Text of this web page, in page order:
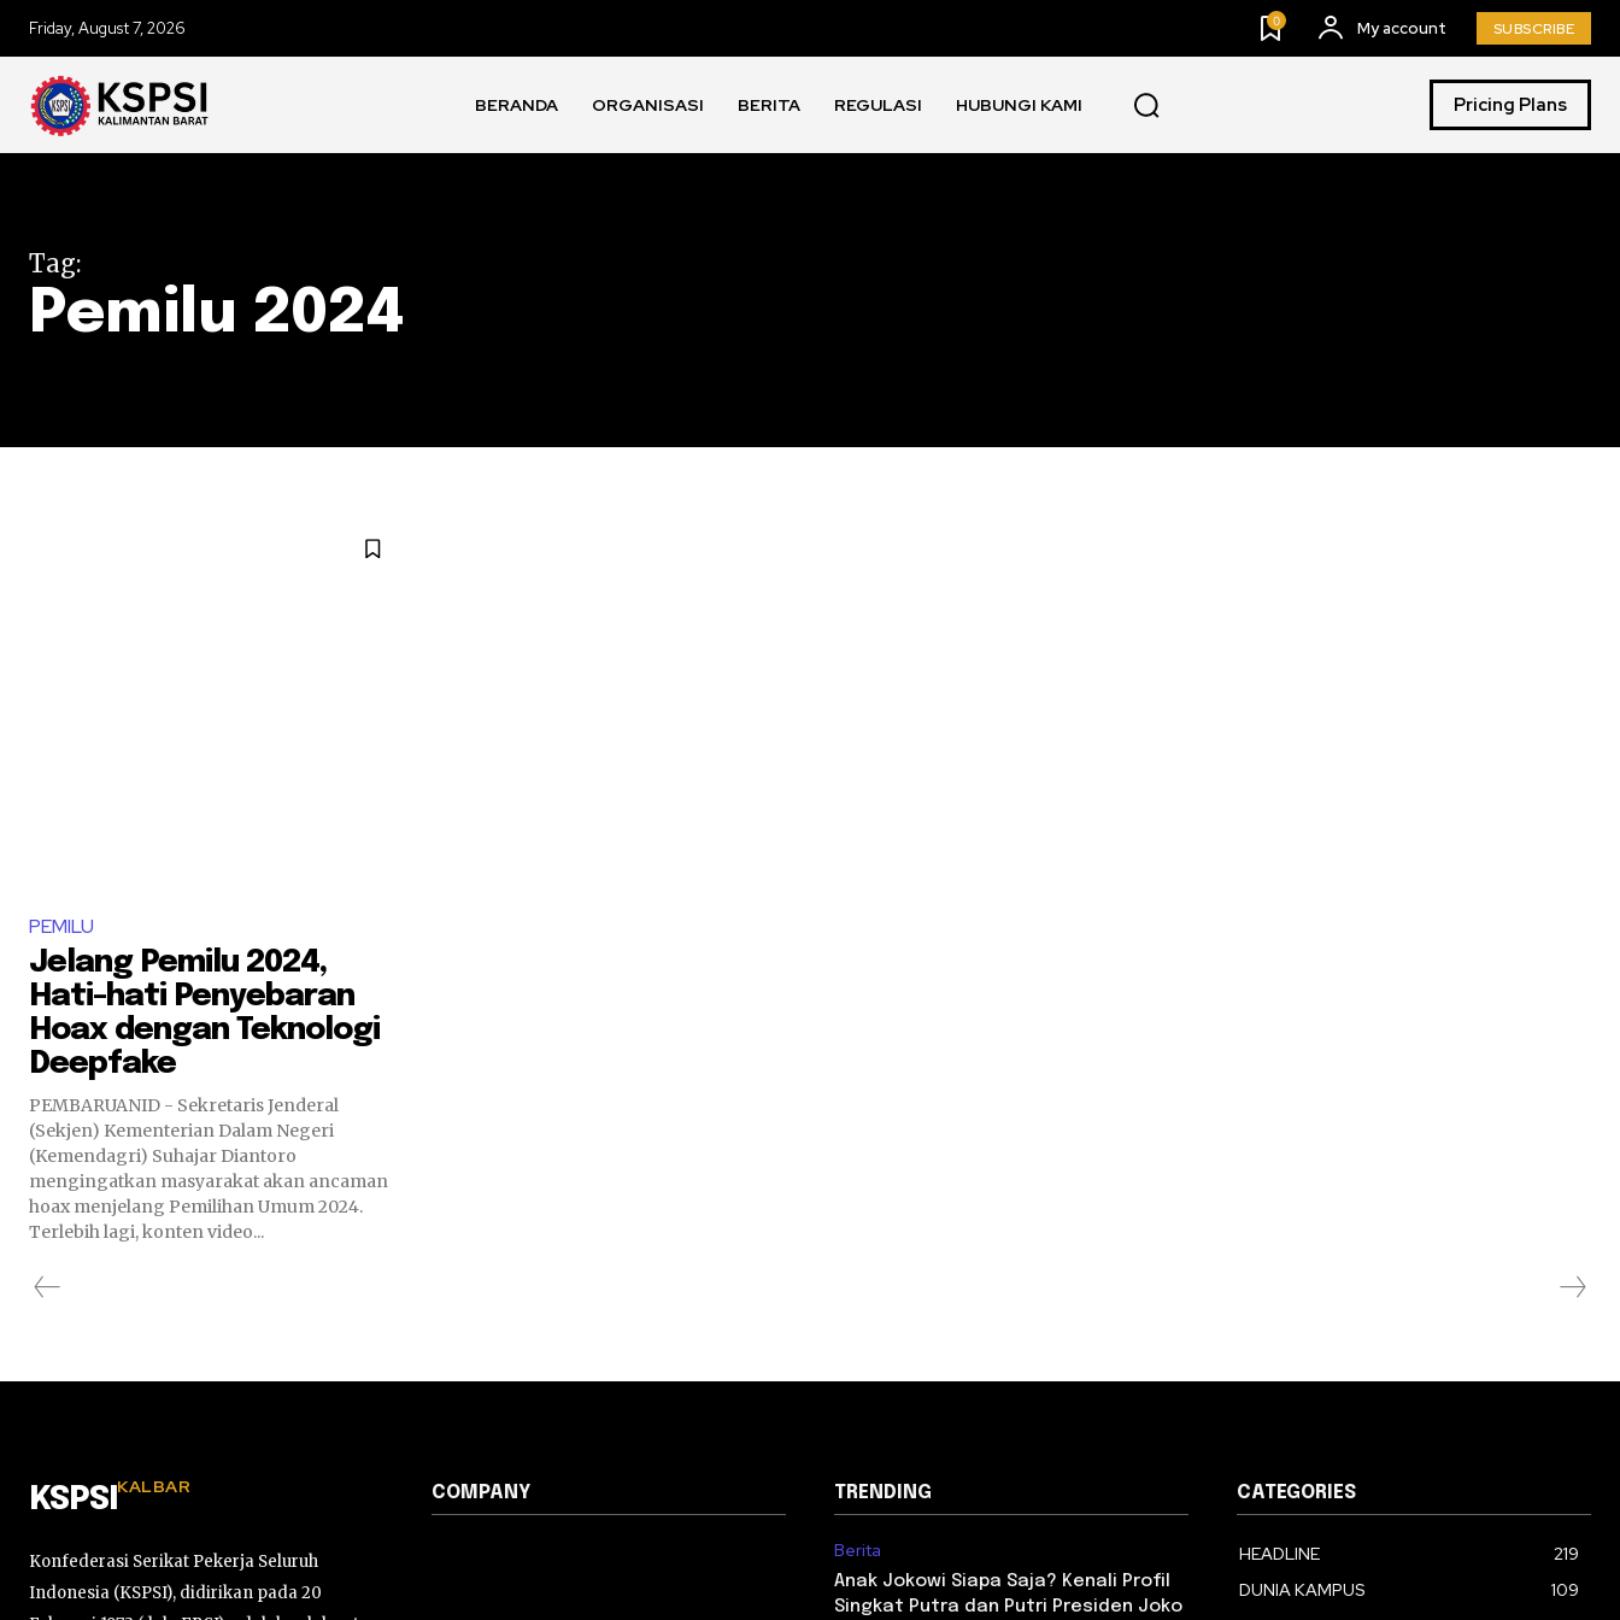
Friday, August 7, 2026 0 My account SUBSCRIBE
BERANDA ORGANISASI BERITA REGULASI HUBUNGI KAMI Pricing Plans
Tag:
Pemilu 2024
PEMILU
Jelang Pemilu 2024,
Hati-hati Penyebaran
Hoax dengan Teknologi
Deepfake
PEMBARUANID - Sekretaris Jenderal
(Sekjen) Kementerian Dalam Negeri
(Kemendagri) Suhajar Diantoro
mengingatkan masyarakat akan ancaman
hoax menjelang Pemilihan Umum 2024.
Terlebih lagi, konten video...
KSPSI KALBAR
Konfederasi Serikat Pekerja Seluruh
Indonesia (KSPSI), didirikan pada 20
COMPANY TRENDING
Berita
Anak Jokowi Siapa Saja? Kenali Profil
Singkat Putra dan Putri Presiden Joko
CATEGORIES
HEADLINE
219
DUNIA KAMPUS
109